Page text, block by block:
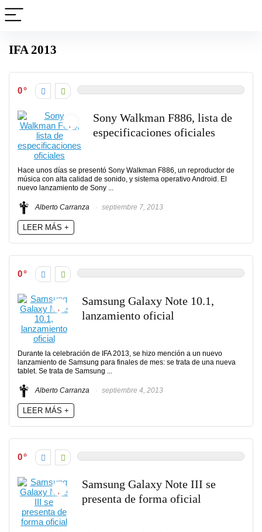
IFA 2013
0
Sony Walkman F886, lista de
especificaciones oficiales
Hace unos días se presentó Sony Walkman F886, un reproductor de
música con alta calidad de sonido, y sistema operativo Android. El
nuevo lanzamiento de Sony ...
Alberto Carranza septiembre 7, 2013
LEER MÁS +
0
Samsung Galaxy Note 10.1,
lanzamiento oficial
Durante la celebración de IFA 2013, se hizo mención a un nuevo
lanzamiento de Samsung para finales de mes: se trata de una nueva
tablet. Se trata de Samsung ...
Alberto Carranza septiembre 4, 2013
LEER MÁS +
0
Samsung Galaxy Note III se
presenta de forma oficial